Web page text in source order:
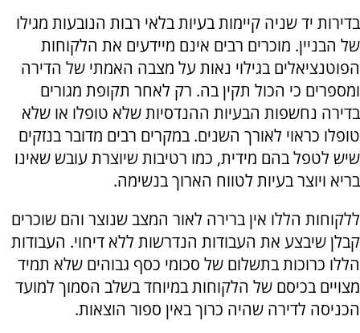
בדירות יד שניה קיימות בעיות בלאי רבות הנובעות מגילו
של הבניין. מוכרים רבים אינם מיידעים את הלקוחות
הפוטנציאלים בגילוי נאות על מצבה האמתי של הדירה
ומספרים כי הכול תקין בה. רק לאחר תקופת מגורים
בדירה נחשפות הבעיות ההנדסיות שלא טופלו או שלא
טופלו כראוי לאורך השנים. במקרים רבים מדובר בנזקים
שיש לטפל בהם מידית, כמו רטיבות שיוצרת עובש שאינו
בריא ויוצר בעיות לטווח הארוך בנשימה.
ללקוחות הללו אין ברירה לאור המצב שנוצר והם שוכרים
קבלן שיבצע את העבודות הנדרשות ללא דיחוי. העבודות
הללו כרוכות בתשלום של סכומי כסף גבוהים שלא תמיד
מצויים בכיסם של הלקוחות במיוחד בשלב הסמוך למועד
הכניסה לדירה שהיה כרוך באין ספור הוצאות.